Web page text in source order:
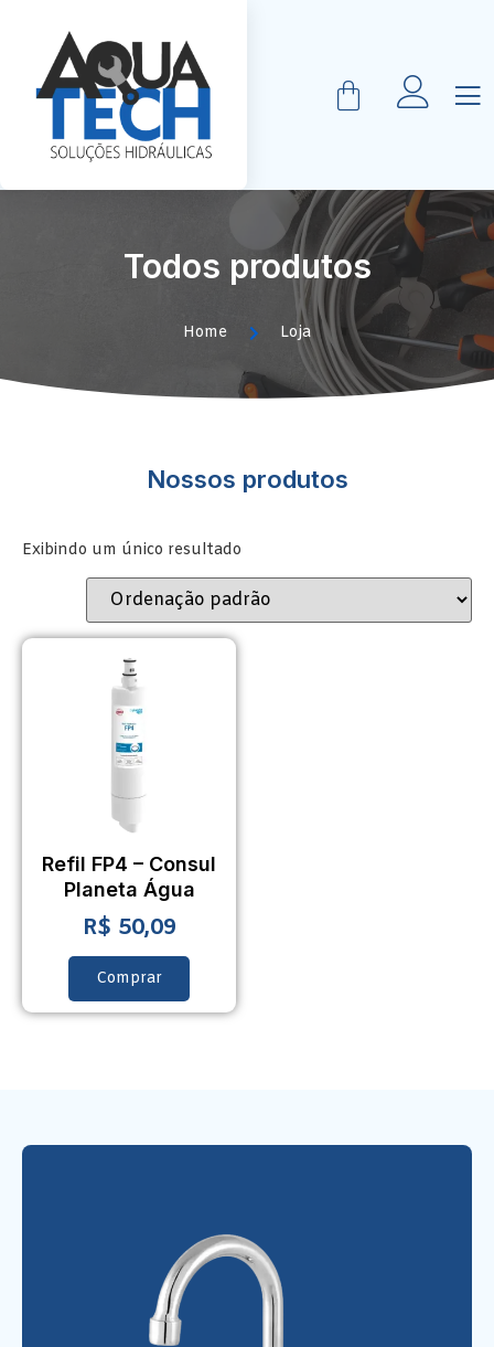
Todos produtos
Home Loja
Nossos produtos
Exibindo um único resultado
Refil FP4 – Consul
Planeta Água
R$ 50,09
Comprar